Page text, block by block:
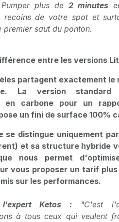
Pumper plus de 2 minutes
recoins de votre spot et
premier saut du ponton.
entre les versions
partagent exactement le
La version standard
en carbone pour un
un fini de surface 100%
se distingue uniquement
et sa structure hybride
nous permet
vous proposer un tarif
sur les performances.
Ketos : "C'est
à tous ceux qui veulent